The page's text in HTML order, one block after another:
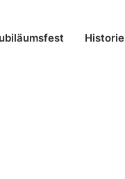
Historie